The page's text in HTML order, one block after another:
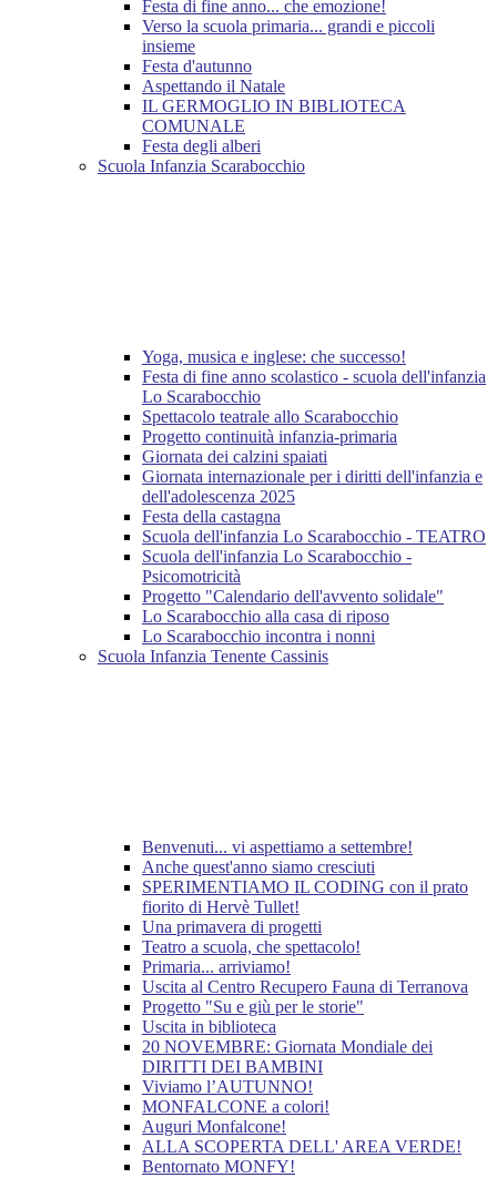
Festa di fine anno... che emozione!
Verso la scuola primaria... grandi e piccoli
insieme
Festa d'autunno
Aspettando il Natale
IL GERMOGLIO IN BIBLIOTECA
COMUNALE
Festa degli alberi
Scuola Infanzia Scarabocchio
Yoga, musica e inglese: che successo!
Festa di fine anno scolastico - scuola dell'infanzia
Lo Scarabocchio
Spettacolo teatrale allo Scarabocchio
Progetto continuità infanzia-primaria
Giornata dei calzini spaiati
Giornata internazionale per i diritti dell'infanzia e
dell'adolescenza 2025
Festa della castagna
Scuola dell'infanzia Lo Scarabocchio - TEATRO
Scuola dell'infanzia Lo Scarabocchio -
Psicomotricità
Progetto "Calendario dell'avvento solidale"
Lo Scarabocchio alla casa di riposo
Lo Scarabocchio incontra i nonni
Scuola Infanzia Tenente Cassinis
Benvenuti... vi aspettiamo a settembre!
Anche quest'anno siamo cresciuti
SPERIMENTIAMO IL CODING con il prato
fiorito di Hervè Tullet!
Una primavera di progetti
Teatro a scuola, che spettacolo!
Primaria... arriviamo!
Uscita al Centro Recupero Fauna di Terranova
Progetto "Su e giù per le storie"
Uscita in biblioteca
20 NOVEMBRE: Giornata Mondiale dei
DIRITTI DEI BAMBINI
Viviamo l’AUTUNNO!
MONFALCONE a colori!
Auguri Monfalcone!
ALLA SCOPERTA DELL' AREA VERDE!
Bentornato MONFY!